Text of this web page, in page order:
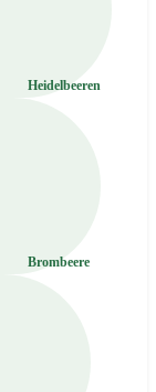
Heidelbeeren
Brombeere